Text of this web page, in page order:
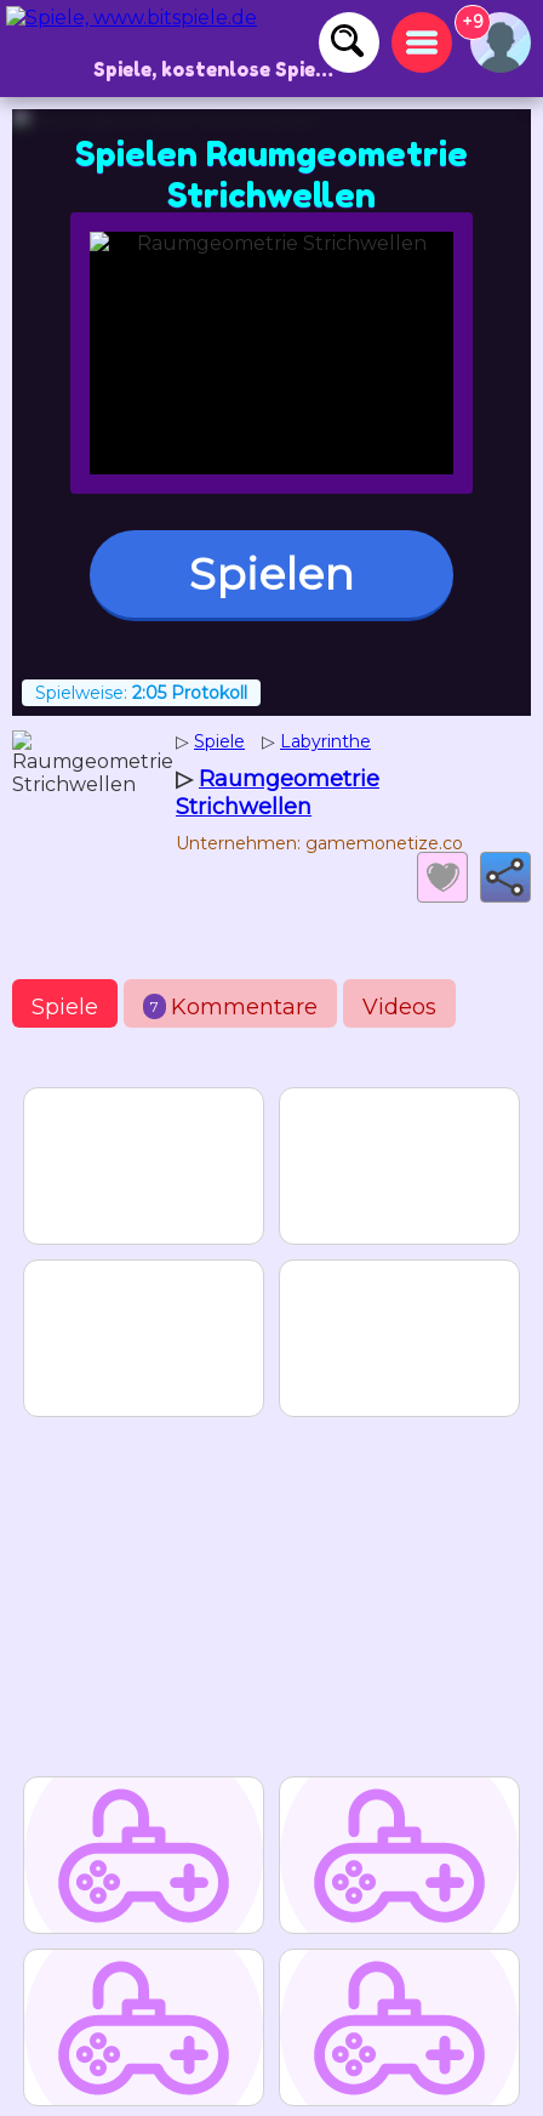
Spiele, kostenlose Spiele und Online-Spiele
+9
Spielen Raumgeometrie
Strichwellen
Spielen
Spielweise: 2:05 Protokoll
▷ Spiele ▷ Labyrinthe
▷ Raumgeometrie
Strichwellen
Unternehmen: gamemonetize.co
Spiele 7 Kommentare Videos